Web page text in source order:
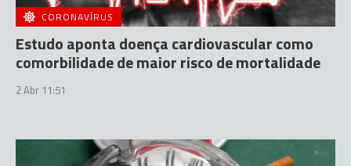
CORONAVÍRUS
Estudo aponta doença cardiovascular como
comorbilidade de maior risco de mortalidade
2 Abr 11:51